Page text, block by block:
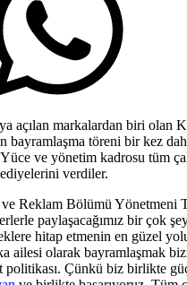
açılan markalardan biri olan
bayramlaşma töreni bir kez
ve yönetim kadrosu tüm
verdiler.
Reklam Bölümü Yönetmeni
paylaşacağımız bir çok
hitap etmenin en güzel
ailesi olarak bayramlaşmak
politikası. Çünkü biz birlikte